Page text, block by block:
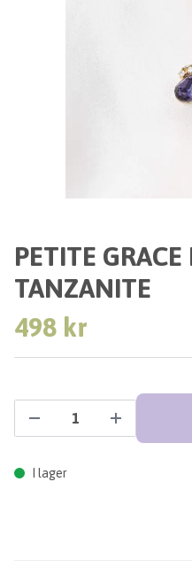
PETITE
TANZANITE
498 kr
I lager